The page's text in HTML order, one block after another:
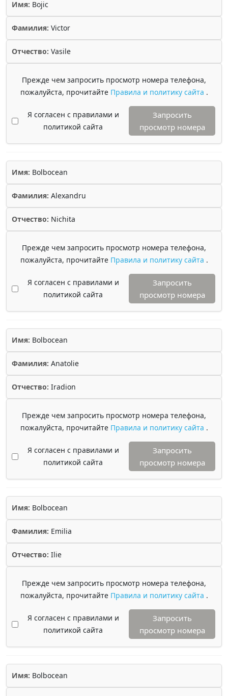
Имя: Bojic
Фамилия: Victor
Отчество: Vasile
Прежде чем запросить просмотр номера телефона,
пожалуйста, прочитайте Правила и политику сайта .
Я согласен с правилами и
политикой сайта
Запросить
просмотр номера
Имя: Bolbocean
Фамилия: Alexandru
Отчество: Nichita
Прежде чем запросить просмотр номера телефона,
пожалуйста, прочитайте Правила и политику сайта .
Я согласен с правилами и
политикой сайта
Запросить
просмотр номера
Имя: Bolbocean
Фамилия: Anatolie
Отчество: Iradion
Прежде чем запросить просмотр номера телефона,
пожалуйста, прочитайте Правила и политику сайта .
Я согласен с правилами и
политикой сайта
Запросить
просмотр номера
Имя: Bolbocean
Фамилия: Emilia
Отчество: Ilie
Прежде чем запросить просмотр номера телефона,
пожалуйста, прочитайте Правила и политику сайта .
Я согласен с правилами и
политикой сайта
Запросить
просмотр номера
Имя: Bolbocean